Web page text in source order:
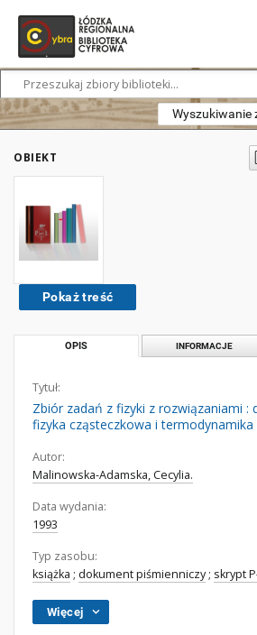
Wyszukiwanie
OBIEKT
Pokaż treść
OPIS INFORMACJE
Tytuł:
Zbiór zadań z fizyki z rozwiązaniami :
fizyka cząsteczkowa i termodynamika
Autor:
Malinowska-Adamska, Cecylia.
Data wydania:
1993
Typ zasobu:
książka ; dokument piśmienniczy; skrypt
Więcej